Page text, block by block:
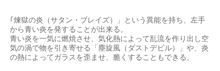
｢煉獄の炎（サタン・ブレイズ）」という異能を持ち、左手
から青い炎を発することが出来る。
青い炎を一気に燃焼させ、気化熱によって乱流を作り出し空
気の渦で物を引き寄せる「塵旋風（ダストデビル）」や、炎
の熱によってガラスを歪ませ、脆くすることもできる。